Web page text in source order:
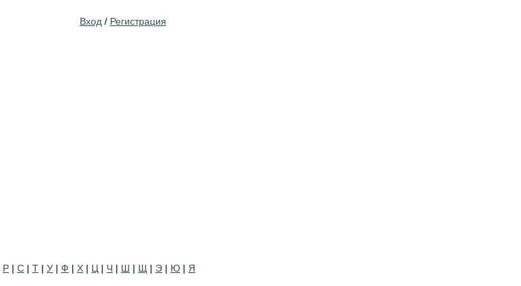
Вход / Регистрация
Р | С | Т | У | Ф | Х | Ц | Ч | Ш | Щ | Э | Ю | Я